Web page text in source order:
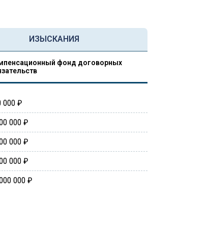
ИЗЫСКАНИЯ
фонд договорных
000 ₽
000 ₽
000 ₽
000 ₽
000 ₽